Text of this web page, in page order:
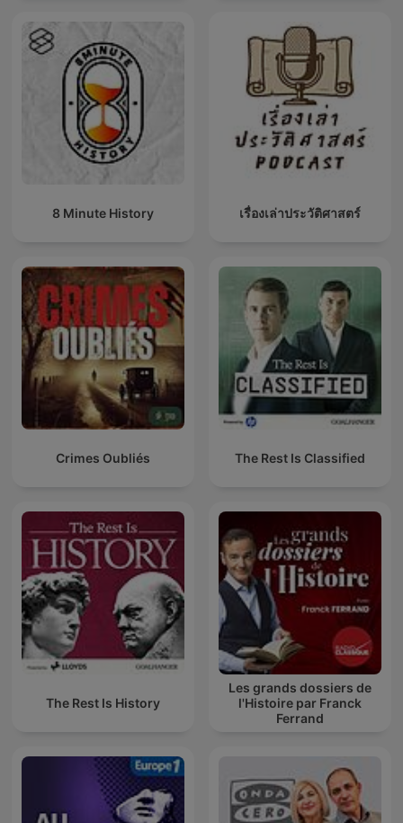
8 Minute History เรื่องเล่าประวัติศาสตร์
Crimes Oubliés The Rest Is Classified
The Rest Is History
Les grands dossiers de
l'Histoire par Franck
Ferrand